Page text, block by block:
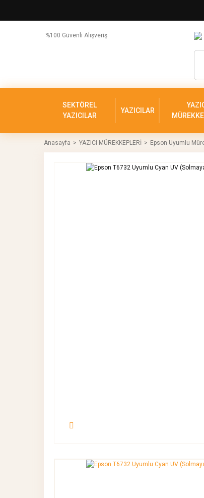
%100 Güvenli Alışveriş
SEKTÖREL
YAZICILAR
YAZICILAR
Anasayfa YAZICI MÜREKKEPLERİ Epson Uyumlu